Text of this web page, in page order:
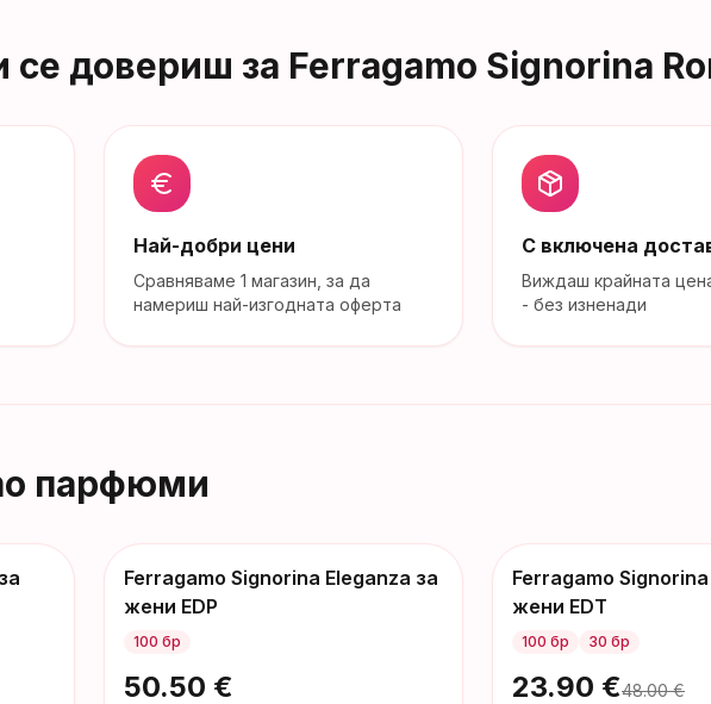
се довериш за Ferragamo Signorina
Най-добри цени
Сравняваме 1 магазин , за да
намериш най-изгодната оферта
С включена
Виждаш крайната
- без изненади
парфюми
Ferragamo Signorina Eleganza за
жени EDP
100 бр
50.50 €
-24€
Ferragamo
жени EDT
100 бр 30 бр
23.90 €48.00€